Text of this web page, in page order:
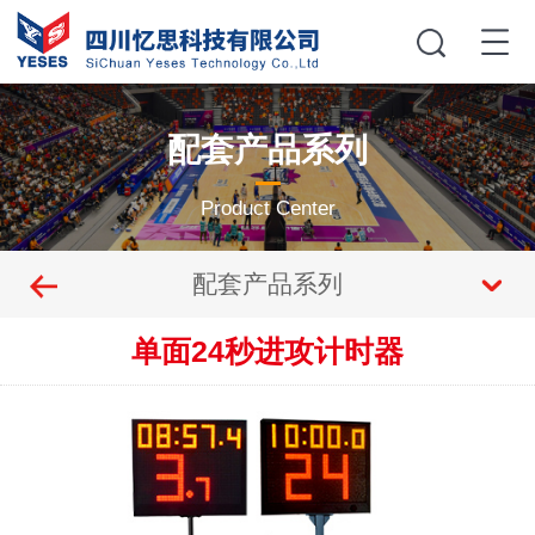
配套产品系列
Product Center
配套产品系列
单面24秒进攻计时器